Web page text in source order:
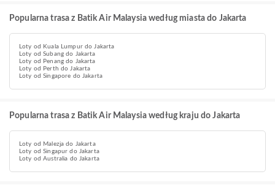
Popularna trasa z Batik Air Malaysia według miasta do Jakarta
Loty od Kuala Lumpur do Jakarta
Loty od Subang do Jakarta
Loty od Penang do Jakarta
Loty od Perth do Jakarta
Loty od Singapore do Jakarta
Popularna trasa z Batik Air Malaysia według kraju do Jakarta
Loty od Malezja do Jakarta
Loty od Singapur do Jakarta
Loty od Australia do Jakarta